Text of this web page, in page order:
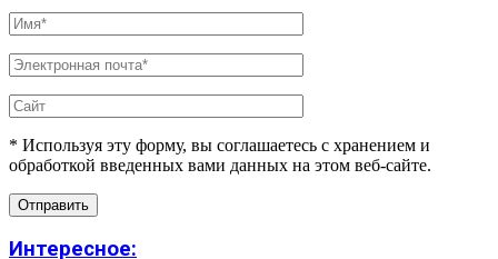
* Используя эту форму, вы соглашаетесь с хранением и
обработкой введенных вами данных на этом веб-сайте.
Интересное: